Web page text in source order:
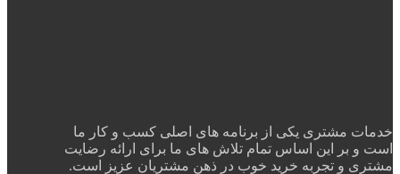
خدمات مشتری یکی از برنامه های اصلی کسب و کار ما
است و بر این اساس تمام تلاش های ما برای ارائه رضایت
مشتری و تجربه خرید خوب در ذهن مشتریان عزیز است.